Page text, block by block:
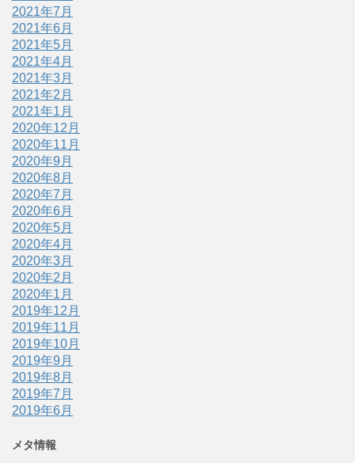
2021年7月
2021年6月
2021年5月
2021年4月
2021年3月
2021年2月
2021年1月
2020年12月
2020年11月
2020年9月
2020年8月
2020年7月
2020年6月
2020年5月
2020年4月
2020年3月
2020年2月
2020年1月
2019年12月
2019年11月
2019年10月
2019年9月
2019年8月
2019年7月
2019年6月
メタ情報